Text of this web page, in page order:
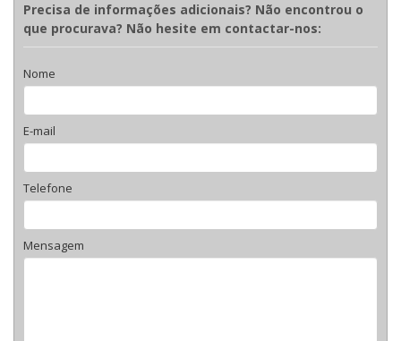
Precisa de informações adicionais? Não encontrou o
que procurava? Não hesite em contactar-nos:
Nome
E-mail
Telefone
Mensagem